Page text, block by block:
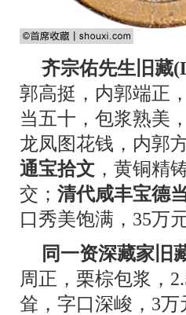
齐宗佑先生旧藏
郭高挺，内郭端正
当五十，包浆熟美
龙凤图花钱，内郭
通宝拾文 ，黄铜精
交； 清代咸丰宝德
口秀美饱满，35万
同一资深藏家旧
周正，栗棕包浆，
耸，字口深峻，3